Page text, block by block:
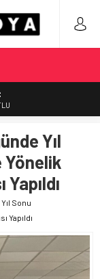
Yıl
Yönelik
Sonu
Yapıldı